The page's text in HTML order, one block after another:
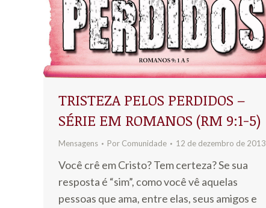
TRISTEZA PELOS PERDIDOS –
SÉRIE EM ROMANOS (RM 9:1-5)
Mensagens Por Comunidade 12 de dezembro de 2013
Você crê em Cristo? Tem certeza? Se sua
resposta é “sim”, como você vê aquelas
pessoas que ama, entre elas, seus amigos e